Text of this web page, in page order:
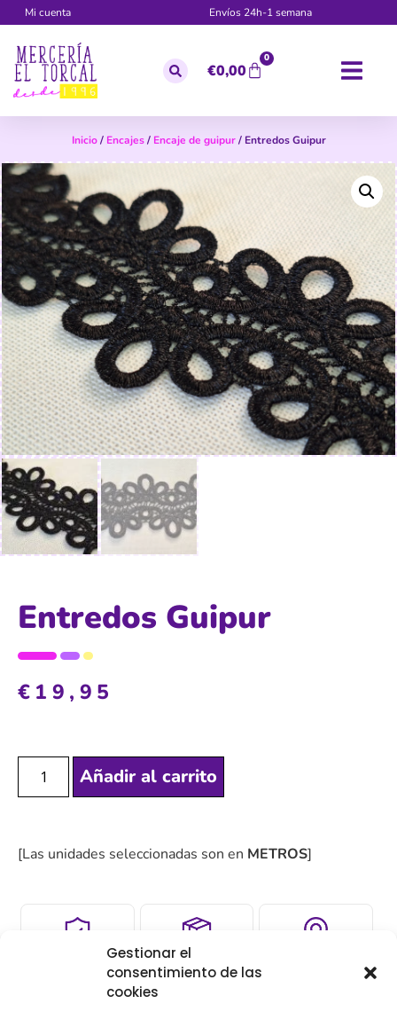
Gestionar el
consentimiento de las
cookies
Mi cuenta Envíos 24h-1 semana
€0,00
0
Inicio/ Encajes/ Encaje de guipur/ Entredos Guipur
Entredos Guipur
€ 19,95
Añadir al carrito
[Las unidades seleccionadas son en METROS]
ENVÍO 24-48H